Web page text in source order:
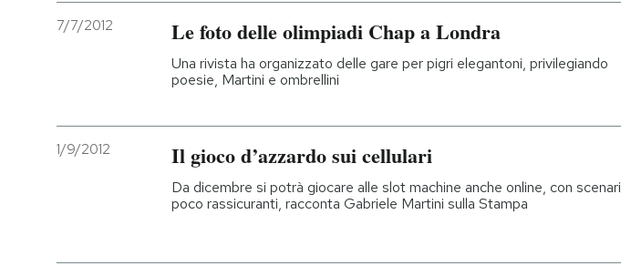
7/7/2012 Le foto delle olimpiadi Chap a Londra
Una rivista ha organizzato delle gare per pigri elegantoni, privilegiando
poesie, Martini e ombrellini
1/9/2012 Il gioco d’azzardo sui cellulari
Da dicembre si potrà giocare alle slot machine anche online, con scenari
poco rassicuranti, racconta Gabriele Martini sulla Stampa